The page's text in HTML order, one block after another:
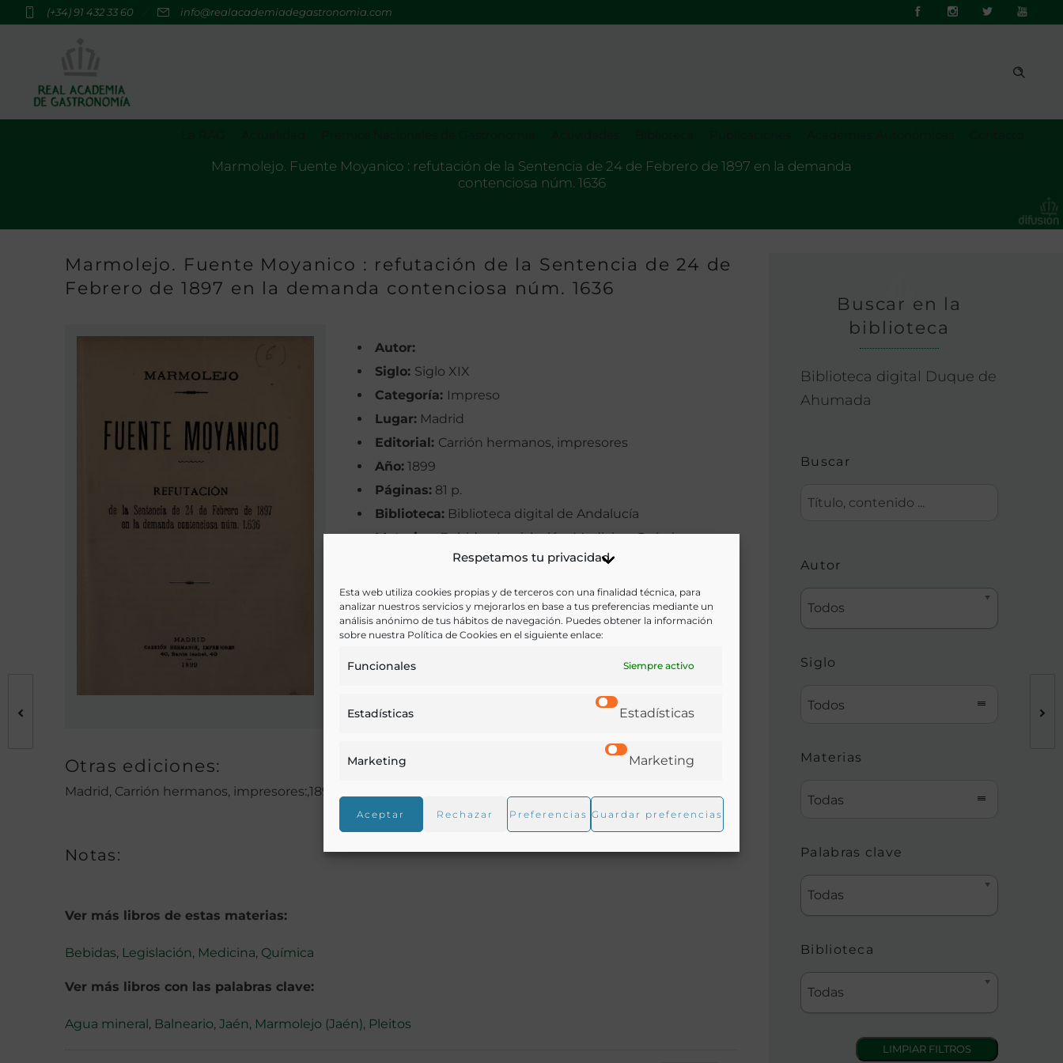
Respetamos tu privacidad
Esta web utiliza cookies propias y de terceros con una finalidad técnica, para
analizar nuestros servicios y mejorarlos en base a tus preferencias mediante un
análisis anónimo de tus hábitos de navegación. Puedes obtener la información
sobre nuestra Política de Cookies en el siguiente enlace:
Funcionales Siempre activo
Estadísticas Estadísticas
Marketing Marketing
Aceptar Rechazar Preferencias Guardar preferencias
(+34) 91 432 33 60 info@realacademiadegastronomia.com
Marmolejo. Fuente Moyanico : refutación de la Sentencia de 24 de Febrero de 1897 en la demanda
contenciosa núm. 1636
Marmolejo. Fuente Moyanico : refutación de la Sentencia de 24 de
Febrero de 1897 en la demanda contenciosa núm. 1636
Autor:
Siglo: Siglo XIX
Categoría: Impreso
Lugar: Madrid
Editorial: Carrión hermanos, impresores
Año: 1899
Páginas: 81 p.
Biblioteca: Biblioteca digital de Andalucía
Materias:Bebidas, Legislación, Medicina, Química
Palabras clave:Agua mineral, Balneario, Jaén,
Marmolejo (Jaén), Pleitos
Idioma:Castellano
Otras ediciones:
Madrid, Carrión hermanos, impresores:,1892 :
Notas:
Ver más libros de estas materias:
Bebidas, Legislación, Medicina, Química
Ver más libros con las palabras clave:
Agua mineral, Balneario, Jaén, Marmolejo (Jaén), Pleitos
Buscar en la
biblioteca
Biblioteca digital Duque de
Ahumada
Buscar
Autor
Todos
Siglo
Todos
Materias
Todas
Palabras clave
Todas
Biblioteca
Todas